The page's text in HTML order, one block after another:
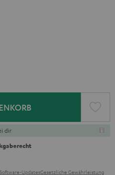
dir
Software-UpdatesGesetzliche Gewährleistung